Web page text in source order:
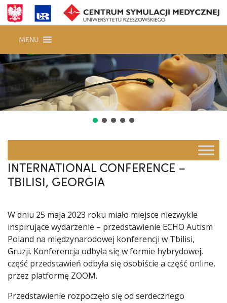
MAIN NAVIGATION
MENU
INTERNATIONAL CONFERENCE –
TBILISI, GEORGIA
W dniu 25 maja 2023 roku miało miejsce niezwykle
inspirujące wydarzenie – przedstawienie ECHO Autism
Poland na międzynarodowej konferencji w Tbilisi,
Gruzji. Konferencja odbyła się w formie hybrydowej,
część przedstawień odbyła się osobiście a część online,
przez platformę ZOOM.
Przedstawienie rozpoczęło się od serdecznego